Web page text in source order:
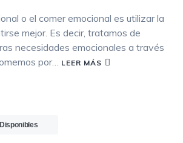
o el comer emocional es utilizar la
mejor. Es decir, tratamos de
necesidades emocionales a través
por… LEER MÁS
Disponibles